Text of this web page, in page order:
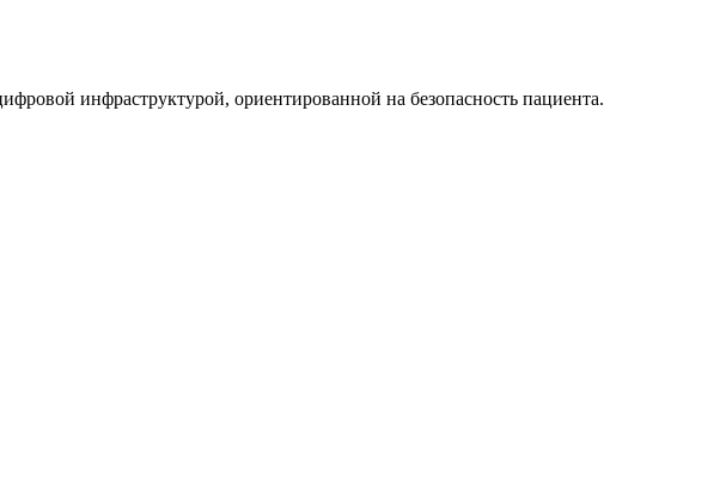
инфраструктурой, ориентированной на безопасность пациента.